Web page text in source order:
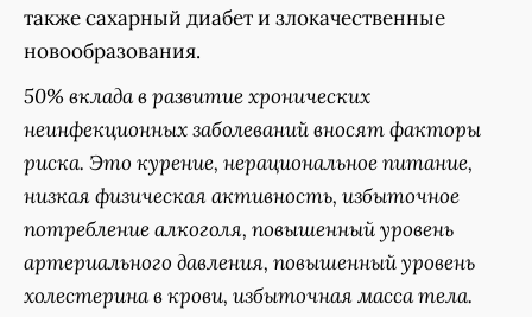
также сахарный диабет и злокачественные
новообразования.
50% вклада в развитие хронических
неинфекционных заболеваний вносят факторы
риска. Это курение, нерациональное питание,
низкая физическая активность, избыточное
потребление алкоголя, повышенный уровень
артериального давления, повышенный уровень
холестерина в крови, избыточная масса тела.